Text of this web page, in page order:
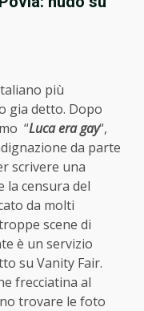
più
gia detto. Dopo
“Luca era gay“,
da parte
scrivere una
la censura del
da molti
scene di
è un servizio
su Vanity Fair.
frecciatina al
trovare le foto